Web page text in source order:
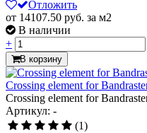
Отложить
от 14107.50 руб. за м2
В наличии
+
В корзину
Crossing element for
Crossing element for
Артикул: -
(1)